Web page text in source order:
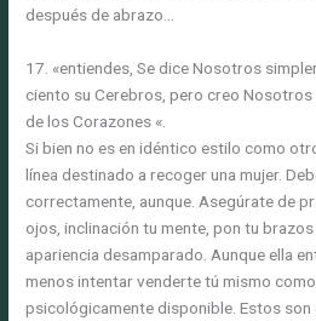
después de abrazo…
17. «entiendes, Se dice Nosotros
ciento su Cerebros, pero creo
de los Corazones «.
Si bien no es en idéntico estilo como
línea destinado a recoger una mujer.
correctamente, aunque. Asegúrate de
ojos, inclinación tu mente, pon tu
apariencia desamparado. Aunque ella
menos intentar venderte tú mismo
psicológicamente disponible. Estos son